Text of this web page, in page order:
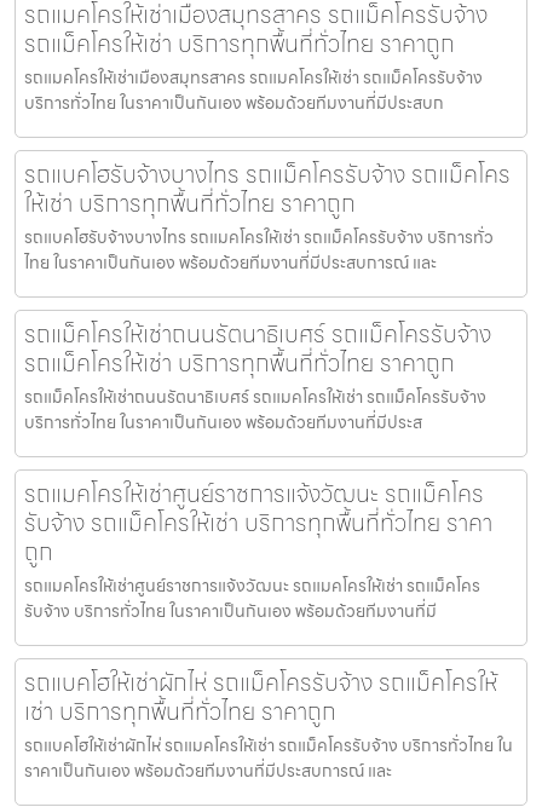
รถแมคโครให้เช่าเมืองสมุทรสาคร รถแม็คโครรับจ้าง
รถแม็คโครให้เช่า บริการทุกพื้นที่ทั่วไทย ราคาถูก
รถแมคโครให้เช่าเมืองสมุทรสาคร รถแมคโครให้เช่า รถแม็คโครรับจ้าง
บริการทั่วไทย ในราคาเป็นกันเอง พร้อมด้วยทีมงานที่มีประสบก
รถแบคโฮรับจ้างบางไทร รถแม็คโครรับจ้าง รถแม็คโคร
ให้เช่า บริการทุกพื้นที่ทั่วไทย ราคาถูก
รถแบคโฮรับจ้างบางไทร รถแมคโครให้เช่า รถแม็คโครรับจ้าง บริการทั่ว
ไทย ในราคาเป็นกันเอง พร้อมด้วยทีมงานที่มีประสบการณ์ และ
รถแม็คโครให้เช่าถนนรัตนาธิเบศร์ รถแม็คโครรับจ้าง
รถแม็คโครให้เช่า บริการทุกพื้นที่ทั่วไทย ราคาถูก
รถแม็คโครให้เช่าถนนรัตนาธิเบศร์ รถแมคโครให้เช่า รถแม็คโครรับจ้าง
บริการทั่วไทย ในราคาเป็นกันเอง พร้อมด้วยทีมงานที่มีประส
รถแมคโครให้เช่าศูนย์ราชการแจ้งวัฒนะ รถแม็คโคร
รับจ้าง รถแม็คโครให้เช่า บริการทุกพื้นที่ทั่วไทย ราคา
ถูก
รถแมคโครให้เช่าศูนย์ราชการแจ้งวัฒนะ รถแมคโครให้เช่า รถแม็คโคร
รับจ้าง บริการทั่วไทย ในราคาเป็นกันเอง พร้อมด้วยทีมงานที่มี
รถแบคโฮให้เช่าผักไห่ รถแม็คโครรับจ้าง รถแม็คโครให้
เช่า บริการทุกพื้นที่ทั่วไทย ราคาถูก
รถแบคโฮให้เช่าผักไห่ รถแมคโครให้เช่า รถแม็คโครรับจ้าง บริการทั่วไทย ใน
ราคาเป็นกันเอง พร้อมด้วยทีมงานที่มีประสบการณ์ และ